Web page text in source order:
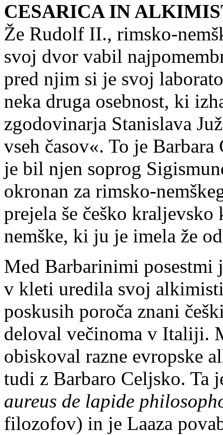
CESARICA IN
Že Rudolf II., rimsko-
svoj dvor vabil
pred njim si je svoj
neka druga osebnost, ki
zgodovinarja Stanislava
vseh časov«. To je
je bil njen soprog
okronan za rimsko-
prejela še češko
nemške, ki ju je imela že
Med Barbarinimi posestmi
v kleti uredila svoj
poskusih poroča znani
deloval večinoma v Italiji.
obiskoval razne evropske
tudi z Barbaro Celjsko. Ta
aureus de lapide
filozofov) in je Laaza